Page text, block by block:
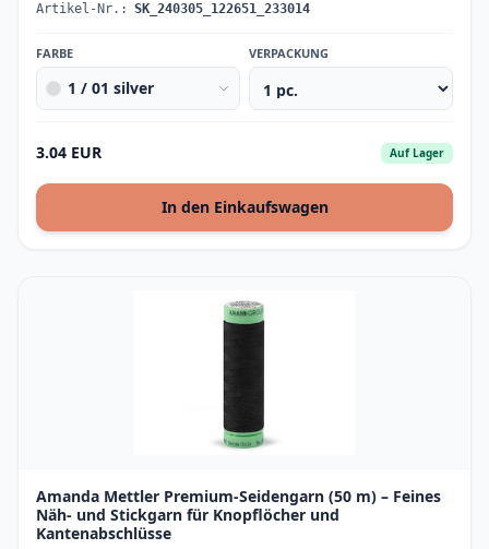
Artikel-Nr.: SK_240305_122651_233014
FARBE
1 / 01 silver
VERPACKUNG
3.04 EUR Auf Lager
In den Einkaufswagen
Amanda Mettler Premium-Seidengarn (50 m) – Feines
Näh- und Stickgarn für Knopflöcher und
Kantenabschlüsse